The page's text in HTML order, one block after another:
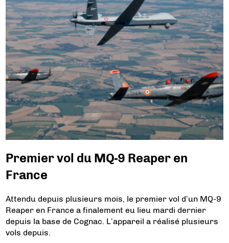
Premier vol du MQ-9 Reaper en
France
Attendu depuis plusieurs mois, le premier vol d’un MQ-9
Reaper en France a finalement eu lieu mardi dernier
depuis la base de Cognac. L’appareil a réalisé plusieurs
vols depuis.